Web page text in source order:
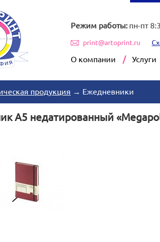
Режим работы: пн-пт
print@artoprint.ru
О компании Услуги
продукция → Ежедневники
А5 недатированный